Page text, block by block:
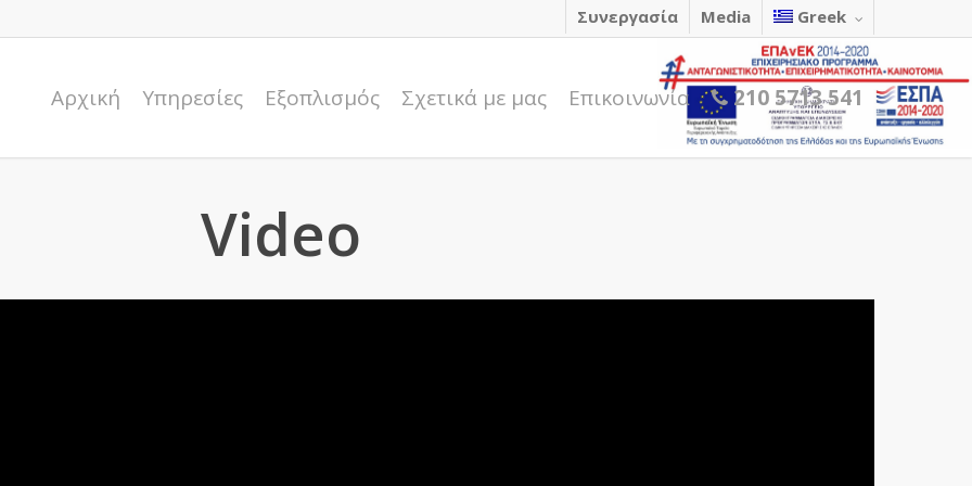
Συνεργασία Media Greek
Αρχική Υπηρεσίες Εξοπλισμός Σχετικά με μας Επικοινωνία 210 5713 541
Video